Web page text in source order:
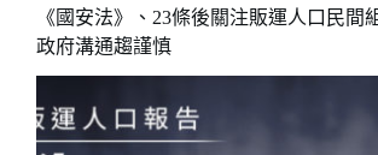
《國安法》、23條後關注販運人口民間
政府溝通趨謹慎